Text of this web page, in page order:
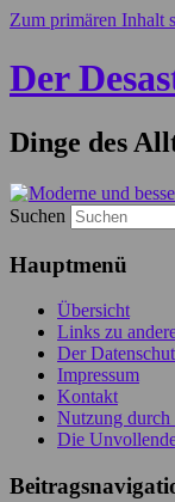
Zum primären Inhalt
Der
Dinge des
Suchen
Hauptmenü
Übersicht
Links zu
Der
Impressum
Kontakt
Nutzung
Die